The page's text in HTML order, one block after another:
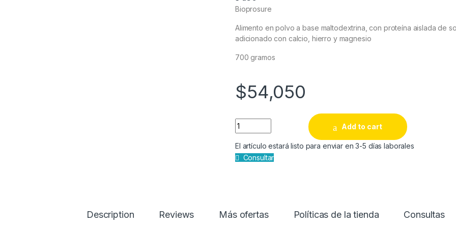
Bioprosure
Alimento en polvo a base maltodextrina, con proteína aislada de
adicionado con calcio, hierro y magnesio
700 gramos
$54,050
Bioprosure quantity
Add to cart
El artículo estará listo para enviar en 3-5 días laborales
Consultar
Description Reviews Más ofertas Políticas de la tienda Consultas